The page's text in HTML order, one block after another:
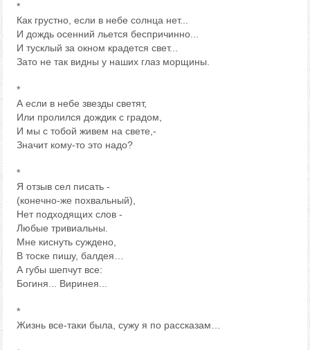
*
Как грустно, если в небе солнца нет...
И дождь осенний льется беспричинно...
И тусклый за окном крадется свет...
Зато не так видны у наших глаз морщины.
*
А если в небе звезды светят,
Или пролился дождик с градом,
И мы с тобой живем на свете,-
Значит кому-то это надо?
*
Я отзыв сел писать -
(конечно-же похвальный),
Нет подходящих слов -
Любые тривиальны.
Мне киснуть суждено,
В тоске пишу, балдея…
А губы шепчут все:
Богиня... Виринея...
*
Жизнь все-таки была, сужу я по рассказам…